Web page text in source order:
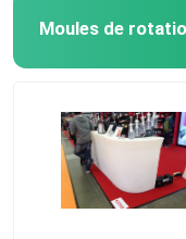
Oven Moveable
Machine de bâti
Machine de
Moules de